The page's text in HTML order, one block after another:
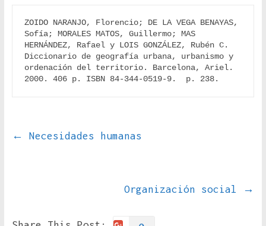
ZOIDO NARANJO, Florencio; DE LA VEGA BENAYAS,
Sofía; MORALES MATOS, Guillermo; MAS
HERNÁNDEZ, Rafael y LOIS GONZÁLEZ, Rubén C.
Diccionario de geografía urbana, urbanismo y
ordenación del territorio. Barcelona, Ariel.
2000. 406 p. ISBN 84-344-0519-9.  p. 238.
← Necesidades humanas
Organización social →